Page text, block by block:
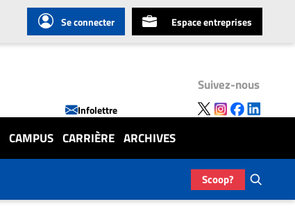
Se connecter Espace entreprises
Infolettre
Suivez-nous
CAMPUS CARRIÈRE ARCHIVES
Scoop?